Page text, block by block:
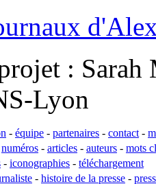
:
Lyon
- équipe - partenaires - contact -
numéros - articles - auteurs - mots
- iconographies - téléchargement
- histoire de la presse -